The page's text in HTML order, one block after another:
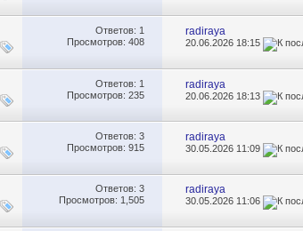
Ответов: 1
Просмотров: 408
radiraya
20.06.2026 18:15
Ответов: 1
Просмотров: 235
radiraya
20.06.2026 18:13
Ответов: 3
Просмотров: 915
radiraya
30.05.2026 11:09
Ответов: 3
Просмотров: 1,505
radiraya
30.05.202611:06